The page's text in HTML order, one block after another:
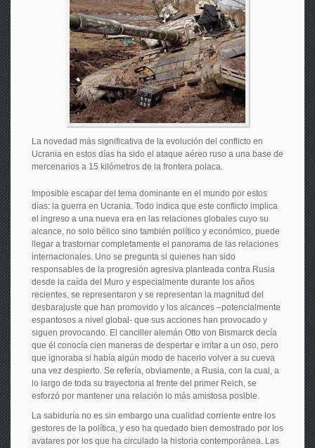
La novedad más significativa de la evolución del conflicto en
Ucrania en estos días ha sido el ataque aéreo ruso a una base de
mercenarios a 15 kilómetros de la frontera polaca.
Imposible escapar del tema dominante en el mundo por estos
días: la guerra en Ucrania. Todo indica que este conflicto implica
el ingreso a una nueva era en las relaciones globales cuyo su
alcance, no solo bélico sino también político y económico, puede
llegar a trastornar completamente el panorama de las relaciones
internacionales. Uno se pregunta si quienes han sido
responsables de la progresión agresiva planteada contra Rusia
desde la caída del Muro y especialmente durante los años
recientes, se representaron y se representan la magnitud del
desbarajuste que han promovido y los alcances –potencialmente
espantosos a nivel global- que sus acciones han provocado y
siguen provocando. El canciller alemán Otto von Bismarck decía
que él conocía cien maneras de despertar e irritar a un oso, pero
que ignoraba si había algún modo de hacerlo volver a su cueva
una vez despierto. Se refería, obviamente, a Rusia, con la cual, a
lo largo de toda su trayectoria al frente del primer Reich, se
esforzó por mantener una relación lo más amistosa posible.
La sabiduría no es sin embargo una cualidad corriente entre los
gestores de la política, y eso ha quedado bien demostrado por los
avatares por los que ha circulado la historia contemporánea. Las